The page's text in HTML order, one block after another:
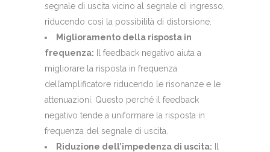
segnale di uscita vicino al segnale di ingresso,
riducendo così la possibilità di distorsione.
Miglioramento della risposta in
frequenza: Il feedback negativo aiuta a
migliorare la risposta in frequenza
dell’amplificatore riducendo le risonanze e le
attenuazioni. Questo perché il feedback
negativo tende a uniformare la risposta in
frequenza del segnale di uscita.
Riduzione dell’impedenza di uscita: